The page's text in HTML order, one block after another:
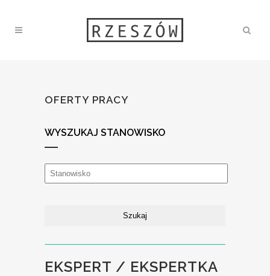
OFERTY PRACY
WYSZUKAJ STANOWISKO
EKSPERT / EKSPERTKA